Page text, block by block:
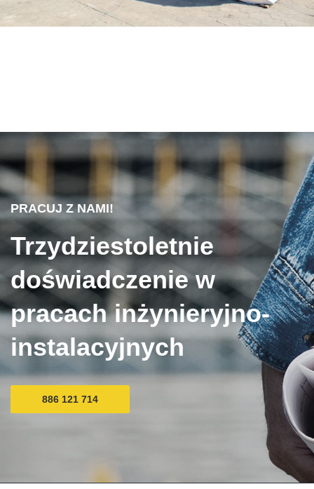
PRACUJ Z NAMI!
Trzydziestoletnie
doświadczenie w
pracach inżynieryjno-
instalacyjnych
886 121 714